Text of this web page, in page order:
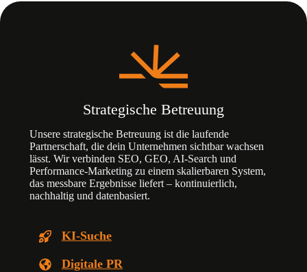
Strategische Betreuung
Unsere strategische Betreuung ist die laufende
Partnerschaft, die dein Unternehmen sichtbar wachsen
lässt. Wir verbinden SEO, GEO, AI-Search und
Performance-Marketing zu einem skalierbaren System,
das messbare Ergebnisse liefert – kontinuierlich,
nachhaltig und datenbasiert.
KI-Suche
Digitale PR